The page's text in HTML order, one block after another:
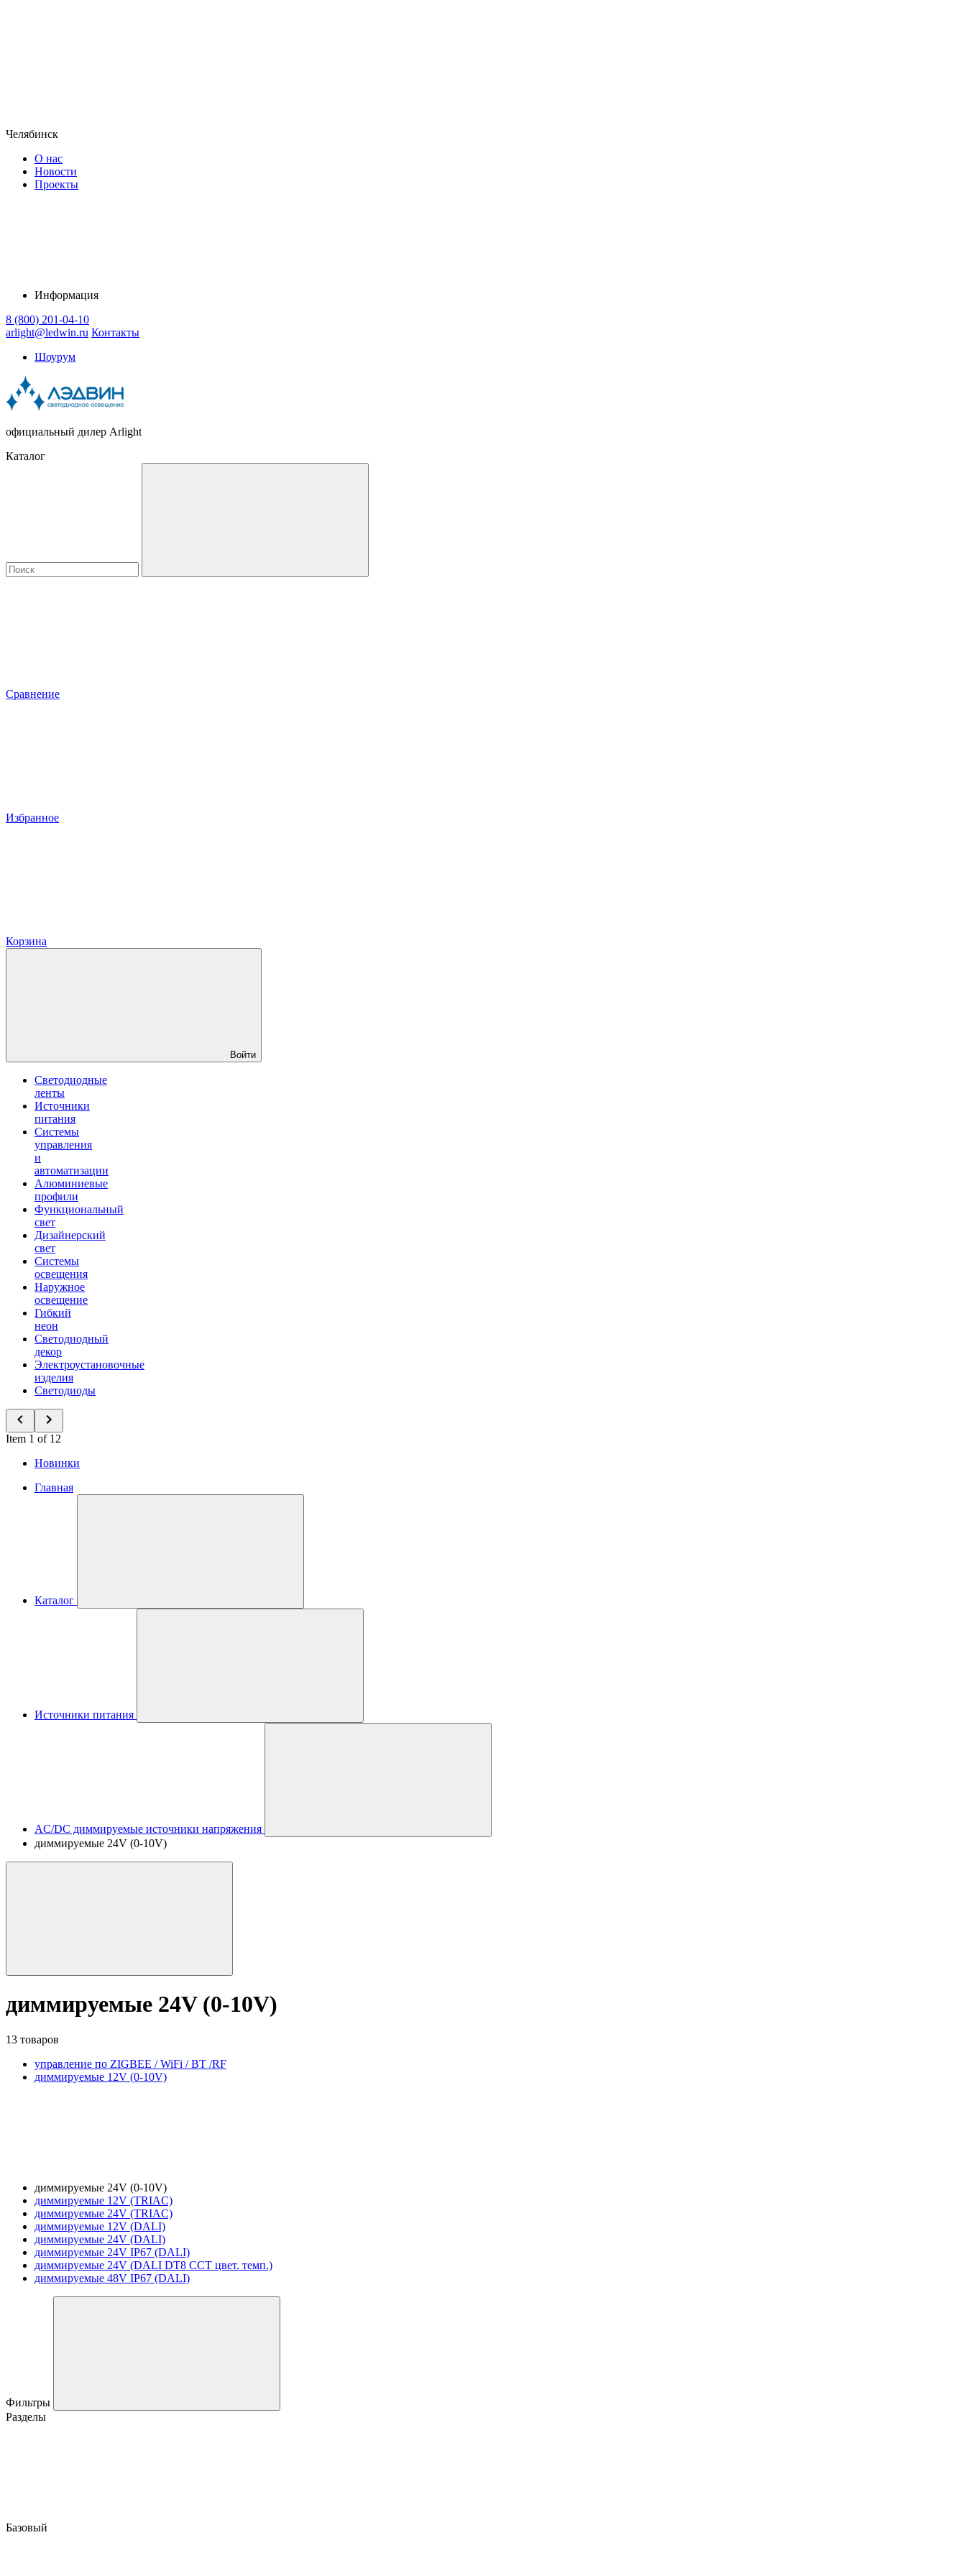
Челябинск
О нас
Новости
Проекты
Информация
8 (800) 201-04-10
arlight@ledwin.ru Контакты
Шоурум
официальный дилер Arlight
Каталог
Сравнение
Избранное
Корзина
Войти
Светодиодные
ленты
Источники
питания
Системы
управления
и
автоматизации
Алюминиевые
профили
Функциональный
свет
Дизайнерский
свет
Системы
освещения
Наружное
освещение
Гибкий
неон
Светодиодный
декор
Электроустановочные
изделия
Светодиоды
Item 1 of 12
Новинки
Главная
Каталог
Источники питания
AC/DC диммируемые источники напряжения
диммируемые 24V (0-10V)
диммируемые 24V (0-10V)
13 товаров
управление по ZIGBEE / WiFi / BT /RF
диммируемые 12V (0-10V)
диммируемые 24V (0-10V)
диммируемые 12V (TRIAC)
диммируемые 24V (TRIAC)
диммируемые 12V (DALI)
диммируемые 24V (DALI)
диммируемые 24V IP67 (DALI)
диммируемые 24V (DALI DT8 CCT цвет. темп.)
диммируемые 48V IP67 (DALI)
Фильтры
Разделы
Базовый